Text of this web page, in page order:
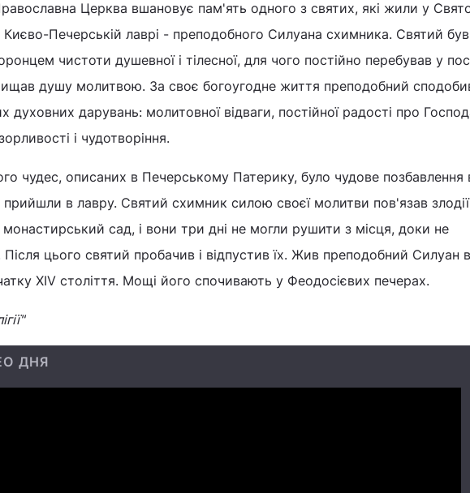
Церква вшановує пам'ять одного з святих, які жили у
Києво-Печерській лаврі - преподобного Силуана схимника. Святий
чистоти душевної і тілесної, для чого постійно перебував у
душу молитвою. За своє богоугодне життя преподобний
духовних дарувань: молитовної відваги, постійної радості про
і чудотворіння.
чудес, описаних в Печерському Патерику, було чудове позбавлення
прийшли в лавру. Святий схимник силою своєї молитви пов'язав
сад, і вони три дні не могли рушити з місця, доки не
Після цього святий пробачив і відпустив їх. Жив преподобний Силуан в
ХІV століття. Мощі його спочивають у Феодосієвих печерах.
ДНЯ